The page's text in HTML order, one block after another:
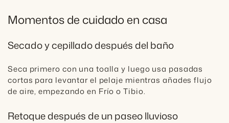
Momentos de cuidado en casa
Secado y cepillado después del baño
Seca primero con una toalla y luego usa pasadas
cortas para levantar el pelaje mientras añades flujo
de aire, empezando en Frío o Tibio.
Retoque después de un paseo lluvioso